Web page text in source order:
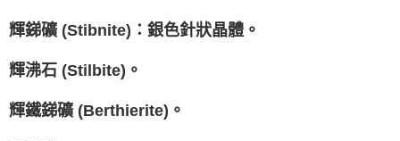
輝銻礦 (Stibnite)：銀色針狀晶體。
輝沸石 (Stilbite)。
輝鐵銻礦 (Berthierite)。